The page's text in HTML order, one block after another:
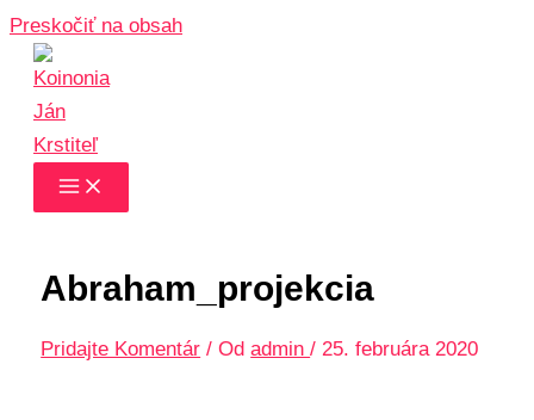
Preskočiť na obsah
Abraham_projekcia
Pridajte Komentár / Od admin/25. februára 2020